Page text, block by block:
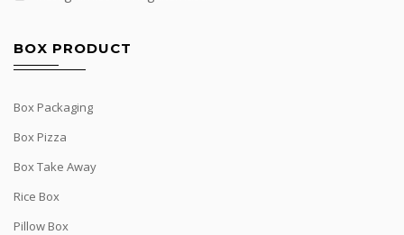
BOX PRODUCT
Box Packaging
Box Pizza
Box Take Away
Rice Box
Pillow Box